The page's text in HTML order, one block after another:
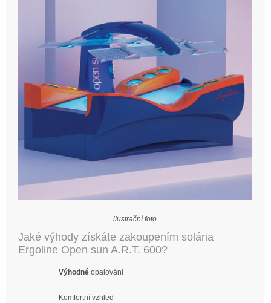
ilustrační foto
Jaké výhody získáte zakoupením solária
Ergoline Open sun A.R.T. 600?
Výhodné opalování
Komfortní vzhled